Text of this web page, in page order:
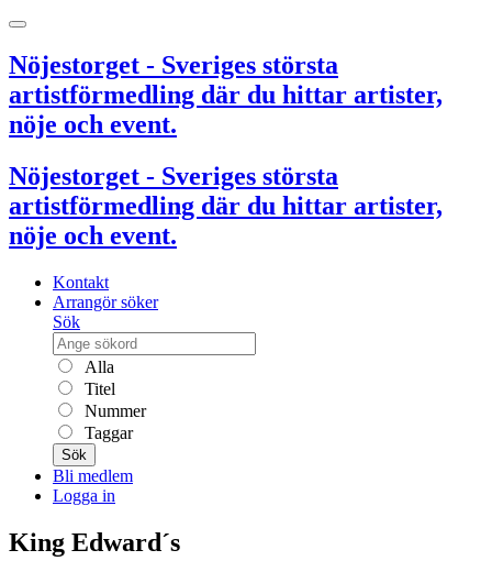
Nöjestorget - Sveriges största
artistförmedling där du hittar artister,
nöje och event.
Nöjestorget - Sveriges största
artistförmedling där du hittar artister,
nöje och event.
Kontakt
Arrangör söker
Sök
Alla
Titel
Nummer
Taggar
Sök
Bli medlem
Logga in
King Edward´s